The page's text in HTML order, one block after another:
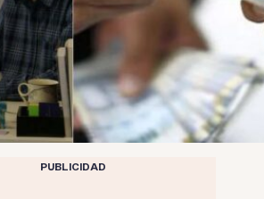
PUBLICIDAD